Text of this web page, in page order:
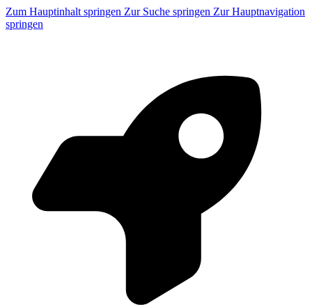
Zum Hauptinhalt springen Zur Suche springen Zur Hauptnavigation
springen